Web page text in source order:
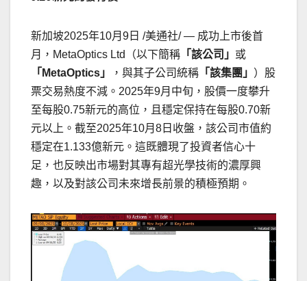
新加坡2025年10月9日 /美通社/ — 成功上市後首
月，MetaOptics Ltd（以下簡稱 「該公司」 或
「MetaOptics」
，與其子公司統稱 「該集團」 ）股
票交易熱度不減。2025年9月中旬，股價一度攀升
至每股0.75新元的高位，且穩定保持在每股0.70新
元以上。截至2025年10月8日收盤，該公司市值約
穩定在1.133億新元。這既體現了投資者信心十
足，也反映出市場對其專有超光學技術的濃厚興
趣，以及對該公司未來增長前景的積極預期。